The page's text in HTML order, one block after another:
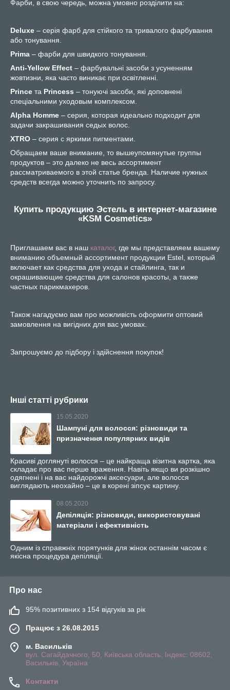
Фарби, в свою чередь, можна умовно розділити на:
Deluxe – серія фарб для стійкого та тривалого фарбування
або тонування.
Prima – фарби для швидкого тонування.
Anti-Yellow Effect – фарбувальні засоби з усуненням
жовтизни, яка часто виникає при освітленні.
Prince та Princess – тонуючі засоби, які доповнені
спеціальними уходовым комплексом.
Alpha Homme – серия, которая идеально подходит для
задачи закрашивания седых волос.
XTRO – серия с яркими пигментами.
Обращаем ваше внимание, то вышеупомянутые группы
продуктов – это далеко не весь ассортимент
рассматриваемого в этой статье бренда. Наличие нужных
средств всегда можно уточнить по запросу.
Купить продукцию Эстель в интернет-магазине
«KSM Cosmetics»
Приглашаем вас в наш каталог, где мы представляем вашему
вниманию объемный ассортимент продукции Estel, который
включает как средства для ухода и стайлинга, так и
окрашивающие средства для салонов красоты, а также
частных парикмахеров.
Також нагадуємо вам про можливість оформити оптовий
замовлення на вигідних для вас умовах.
Запрошуємо до підбору і здійснення покупок!
Інші статті рубрики
15.05.2020
Шампуні для волосся: різновиди та
призначення популярних видів
Красиві доглянуті волосся – це найкраща візитна картка, яка
складає про вас перше враження. Навіть якщо ви розкішно
одягнені і на вас найдорожчі аксесуари, але волосся
виглядають неохайно – це в корені зіпсує картину.
08.05.2020
Депіляція: різновиди, використовувані
матеріали і ефективність
Одним із справжніх порятунків для жінок останнім часом є
якісна процедура депіляції.
Про нас
95% позитивних з 154 відгуків за рік
Працює з 26.08.2015
м. Васильків
вул. Сагайдачного, 50, Київська область, Індекс: 08602,
Васильків, Україна
Контакти